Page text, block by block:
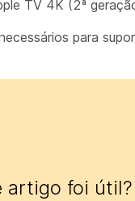
TV 4K (2ª
para
artigo foi útil?